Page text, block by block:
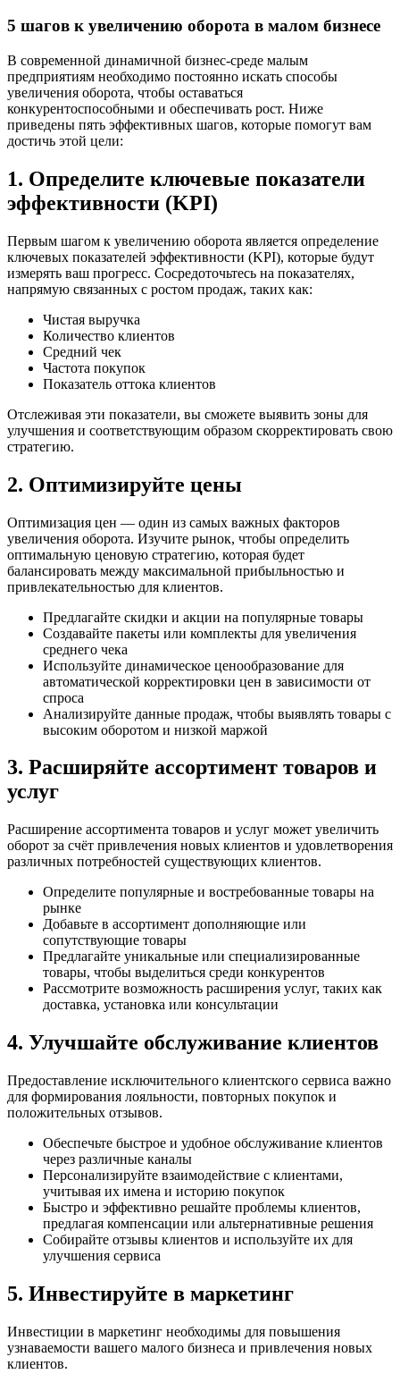
5 шагов к увеличению оборота в малом бизнесе
В современной динамичной бизнес-среде малым
предприятиям необходимо постоянно искать способы
увеличения оборота, чтобы оставаться
конкурентоспособными и обеспечивать рост. Ниже
приведены пять эффективных шагов, которые помогут вам
достичь этой цели:
1. Определите ключевые показатели
эффективности (KPI)
Первым шагом к увеличению оборота является определение
ключевых показателей эффективности (KPI), которые будут
измерять ваш прогресс. Сосредоточьтесь на показателях,
напрямую связанных с ростом продаж, таких как:
Чистая выручка
Количество клиентов
Средний чек
Частота покупок
Показатель оттока клиентов
Отслеживая эти показатели, вы сможете выявить зоны для
улучшения и соответствующим образом скорректировать свою
стратегию.
2. Оптимизируйте цены
Оптимизация цен — один из самых важных факторов
увеличения оборота. Изучите рынок, чтобы определить
оптимальную ценовую стратегию, которая будет
балансировать между максимальной прибыльностью и
привлекательностью для клиентов.
Предлагайте скидки и акции на популярные товары
Создавайте пакеты или комплекты для увеличения
среднего чека
Используйте динамическое ценообразование для
автоматической корректировки цен в зависимости от
спроса
Анализируйте данные продаж, чтобы выявлять товары с
высоким оборотом и низкой маржой
3. Расширяйте ассортимент товаров и
услуг
Расширение ассортимента товаров и услуг может увеличить
оборот за счёт привлечения новых клиентов и удовлетворения
различных потребностей существующих клиентов.
Определите популярные и востребованные товары на
рынке
Добавьте в ассортимент дополняющие или
сопутствующие товары
Предлагайте уникальные или специализированные
товары, чтобы выделиться среди конкурентов
Рассмотрите возможность расширения услуг, таких как
доставка, установка или консультации
4. Улучшайте обслуживание клиентов
Предоставление исключительного клиентского сервиса важно
для формирования лояльности, повторных покупок и
положительных отзывов.
Обеспечьте быстрое и удобное обслуживание клиентов
через различные каналы
Персонализируйте взаимодействие с клиентами,
учитывая их имена и историю покупок
Быстро и эффективно решайте проблемы клиентов,
предлагая компенсации или альтернативные решения
Собирайте отзывы клиентов и используйте их для
улучшения сервиса
5. Инвестируйте в маркетинг
Инвестиции в маркетинг необходимы для повышения
узнаваемости вашего малого бизнеса и привлечения новых
клиентов.